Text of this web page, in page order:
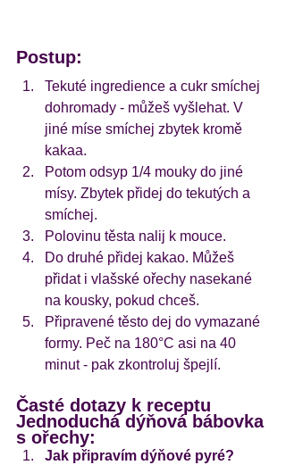
Postup:
Tekuté ingredience a cukr smíchej
dohromady - můžeš vyšlehat. V
jiné míse smíchej zbytek kromě
kakaa.
Potom odsyp 1/4 mouky do jiné
mísy. Zbytek přidej do tekutých a
smíchej.
Polovinu těsta nalij k mouce.
Do druhé přidej kakao. Můžeš
přidat i vlašské ořechy nasekané
na kousky, pokud chceš.
Připravené těsto dej do vymazané
formy. Peč na 180°C asi na 40
minut - pak zkontroluj špejlí.
Časté dotazy k receptu
Jednoduchá dýňová bábovka
s ořechy:
Jak připravím dýňové pyré?